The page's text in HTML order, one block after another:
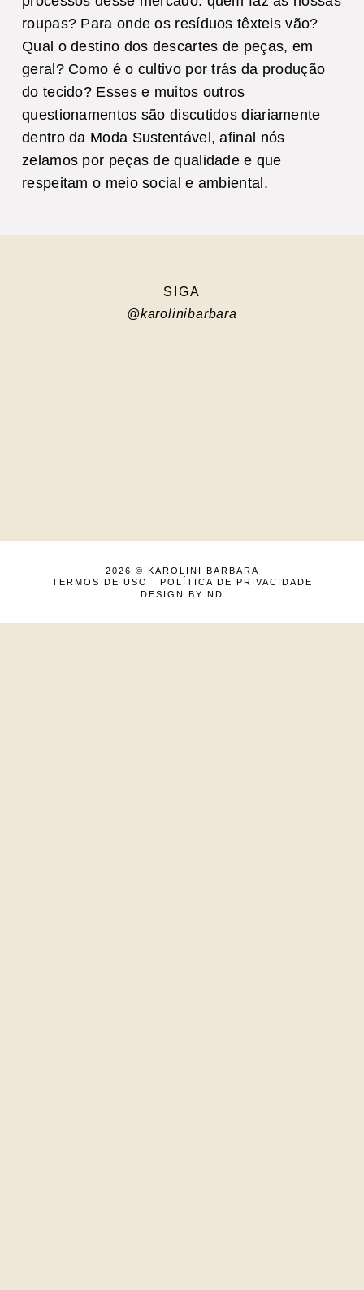
roupas? Para onde os resíduos têxteis vão?
Qual o destino dos descartes de peças, em
geral? Como é o cultivo por trás da produção
do tecido? Esses e muitos outros
questionamentos são discutidos diariamente
dentro da Moda Sustentável, afinal nós
zelamos por peças de qualidade e que
respeitam o meio social e ambiental.
SIGA
@karolinibarbara
2026 ©
KAROLINI BARBARA
TERMOS DE USO
POLÍTICA DE PRIVACIDADE
DESIGN BY ND